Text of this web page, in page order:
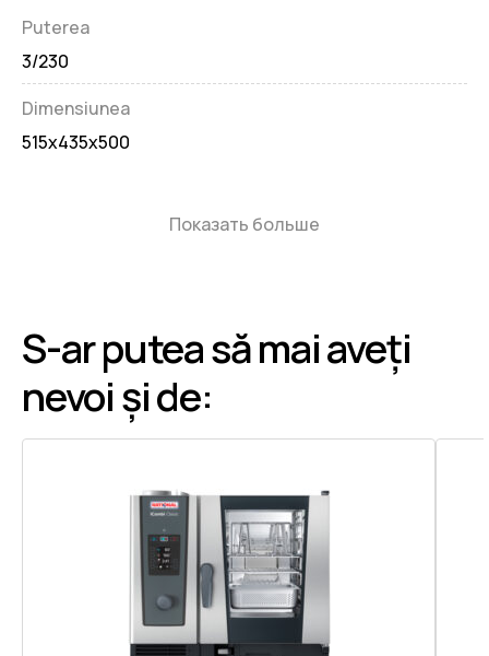
Puterea
3/230
Dimensiunea
515x435x500
Показать больше
S-ar putea să mai aveți
nevoi și de: